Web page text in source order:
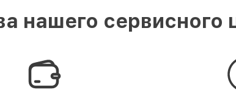
нашего сервисного